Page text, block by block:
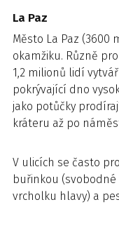
La Paz
Město La Paz (3600
okamžiku. Různě
1,2 milionů lidí
pokrývající dno
jako potůčky
kráteru až po
V ulicích se často
buřinkou
vrcholku hlavy) a